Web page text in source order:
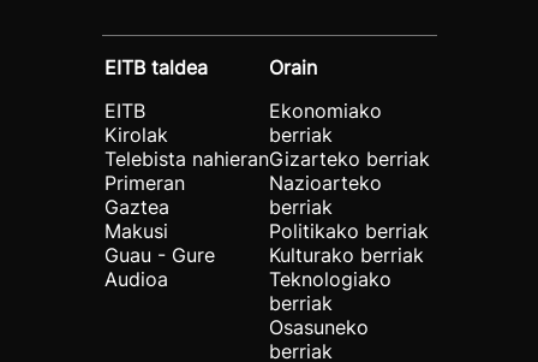
EITB taldea
EITB
Kirolak
Telebista nahieran
Primeran
Gaztea
Makusi
Guau - Gure
Audioa
Orain
Ekonomiako
berriak
Gizarteko berriak
Nazioarteko
berriak
Politikako berriak
Kulturako berriak
Teknologiako
berriak
Osasuneko
berriak